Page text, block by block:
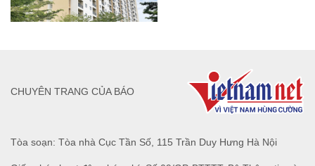
Tòa soạn: Tòa nhà Cục Tần Số, 115 Trần Duy Hưng Hà Nội
CHUYÊN TRANG CỦA BÁO